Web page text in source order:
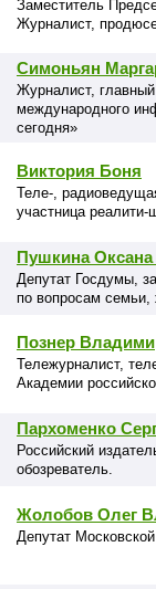
Заместитель
Журналист,
Симоньян
Журналист,
международного
сегодня»
Виктория Боня
Теле-,
участница
Пушкина
Депутат Госдумы,
по вопросам
Познер
Тележурналист,
Академии
Пархоменко
Российский
обозреватель.
Жолобов Олег
Депутат